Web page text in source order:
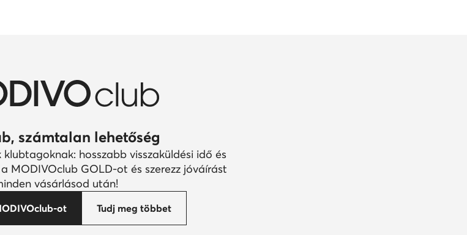
számtalan lehetőség
hosszabb visszaküldési idő és
MODIVOclub GOLD-ot és szerezz jóváírást
vásárlásod után!
ot Tudj meg többet